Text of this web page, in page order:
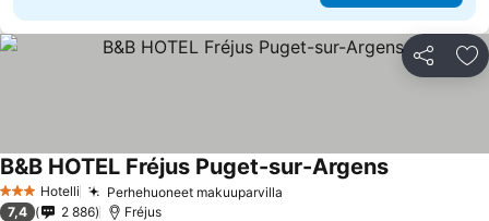
Jaa
3 Tähtiluokitus
Hotelli Perhehuoneet makuuparvilla
B&B HOTEL Fréjus Puget-sur-ArgensKatso hinnat
7,4 2 886 Fréjus